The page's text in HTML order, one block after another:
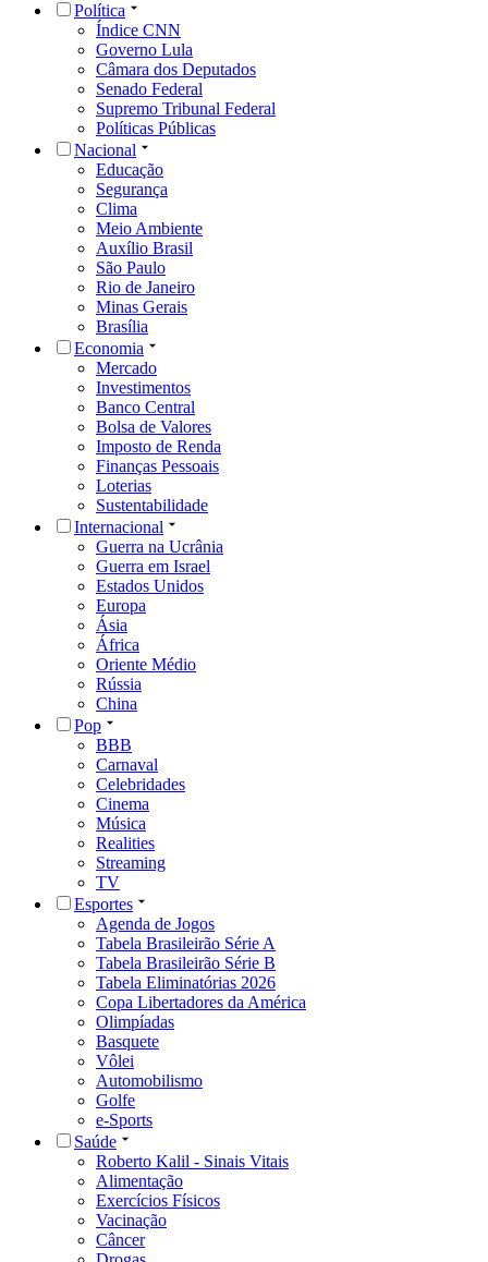
Política
Índice CNN
Governo Lula
Câmara dos Deputados
Senado Federal
Supremo Tribunal Federal
Políticas Públicas
Nacional
Educação
Segurança
Clima
Meio Ambiente
Auxílio Brasil
São Paulo
Rio de Janeiro
Minas Gerais
Brasília
Economia
Mercado
Investimentos
Banco Central
Bolsa de Valores
Imposto de Renda
Finanças Pessoais
Loterias
Sustentabilidade
Internacional
Guerra na Ucrânia
Guerra em Israel
Estados Unidos
Europa
Ásia
África
Oriente Médio
Rússia
China
Pop
BBB
Carnaval
Celebridades
Cinema
Música
Realities
Streaming
TV
Esportes
Agenda de Jogos
Tabela Brasileirão Série A
Tabela Brasileirão Série B
Tabela Eliminatórias 2026
Copa Libertadores da América
Olimpíadas
Basquete
Vôlei
Automobilismo
Golfe
e-Sports
Saúde
Roberto Kalil - Sinais Vitais
Alimentação
Exercícios Físicos
Vacinação
Câncer